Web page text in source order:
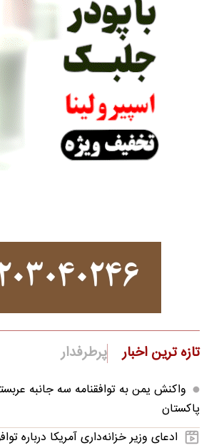
تازه ترین اخبار پرطرفدار
واکنش یمن به توافقنامه سه جانبه
پاکستان
ادعای وزیر خزانه‌داری آمریکا درباره